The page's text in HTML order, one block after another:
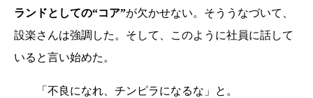
ランドとしての“コア”が欠かせない。そううなづいて、
設楽さんは強調した。そして、このように社員に話して
いると言い始めた。
「不良になれ、チンピラになるな」と。